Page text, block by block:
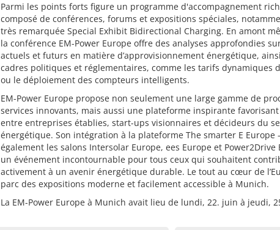
Parmi les points forts figure un programme d'accompagnement
composé de conférences, forums et expositions spéciales,
très remarquée Special Exhibit Bidirectional Charging. En amont
la conférence EM-Power Europe offre des analyses approfondies
actuels et futurs en matière d’approvisionnement énergétique,
cadres politiques et réglementaires, comme les tarifs dynamiques
ou le déploiement des compteurs intelligents.
EM-Power Europe propose non seulement une large gamme de
services innovants, mais aussi une plateforme inspirante favorisant
entre entreprises établies, start-ups visionnaires et décideurs du
énergétique. Son intégration à la plateforme The smarter E Europe
également les salons Intersolar Europe, ees Europe et Power2Drive
un événement incontournable pour tous ceux qui souhaitent
activement à un avenir énergétique durable. Le tout au cœur de
parc des expositions moderne et facilement accessible à Munich.
La EM-Power Europe à Munich avait lieu de lundi, 22. juin à jeudi,